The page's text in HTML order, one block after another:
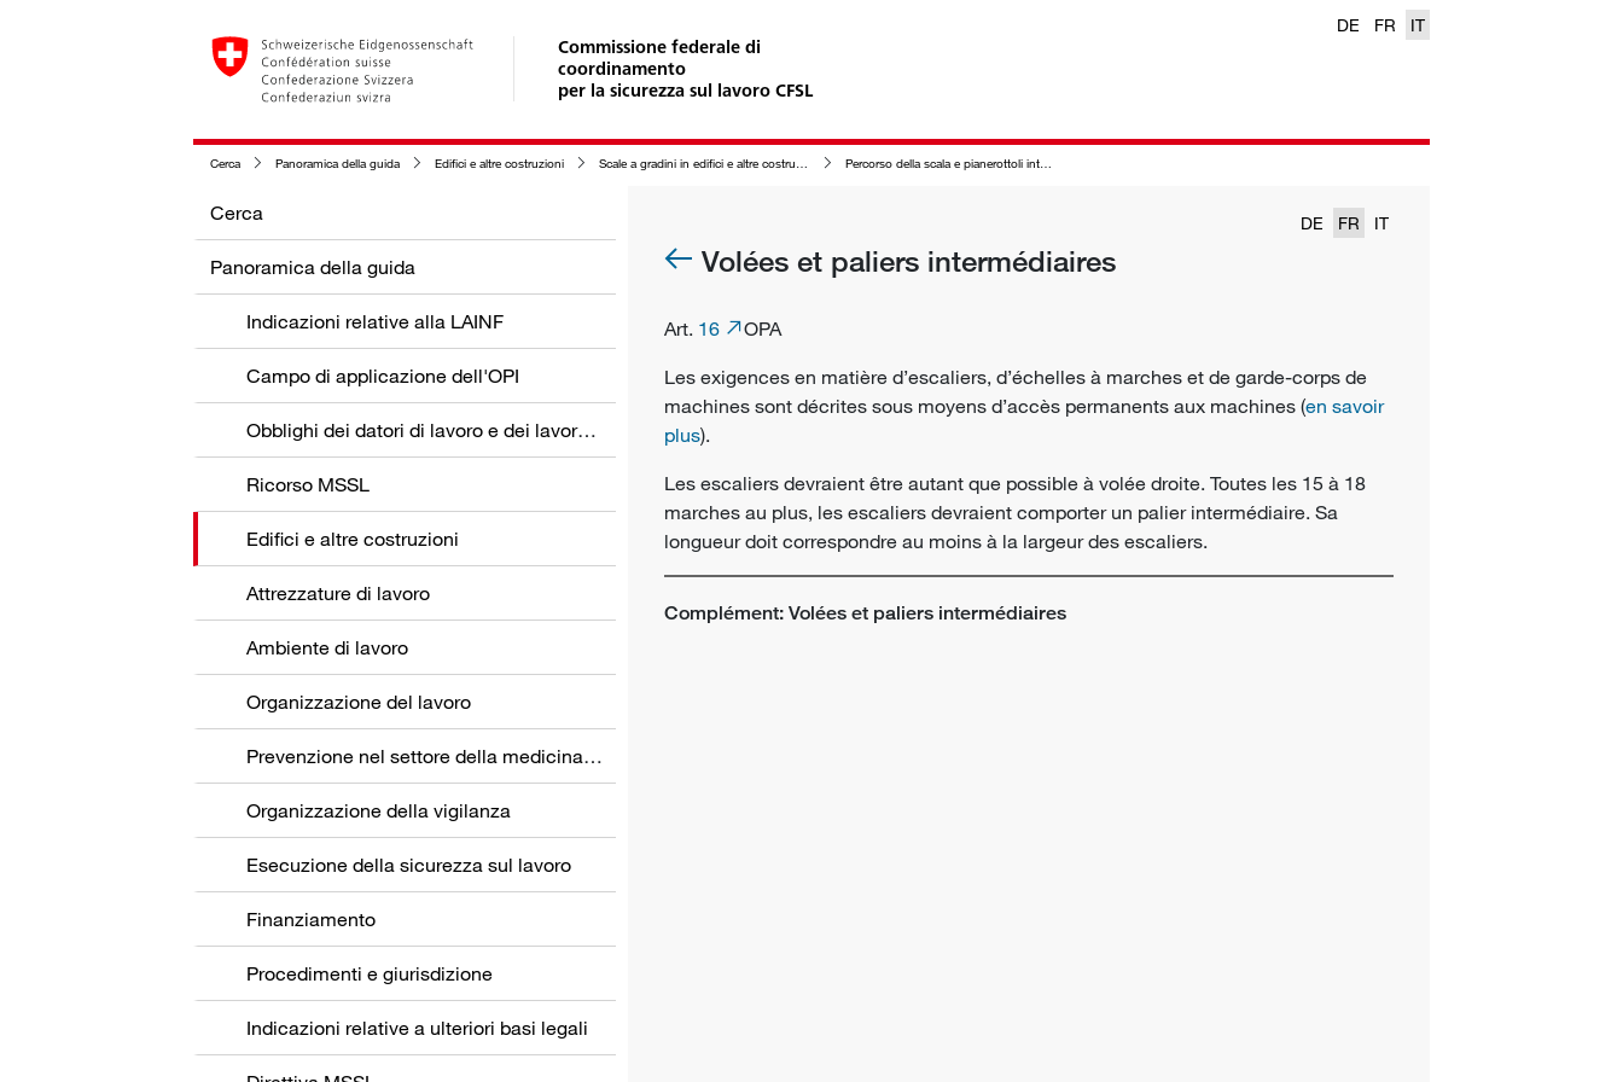
Commissione federale di
coordinamento
per la sicurezza sul lavoro CFSL
DE FR IT
Cerca Panoramica della guida Edifici e altre costruzioni Scale a gradini in edifici e altre costruzioni nonché nelle loro zone circostanti Percorso della scala e pianerottoli intermedi
Cerca
Panoramica della guida
Indicazioni relative alla LAINF
Campo di applicazione dell'OPI
Obblighi dei datori di lavoro e dei lavoratori
Ricorso MSSL
Edifici e altre costruzioni
Attrezzature di lavoro
Ambiente di lavoro
Organizzazione del lavoro
Prevenzione nel settore della medicina del lavoro
Organizzazione della vigilanza
Esecuzione della sicurezza sul lavoro
Finanziamento
Procedimenti e giurisdizione
Indicazioni relative a ulteriori basi legali
DE FR IT
Volées et paliers intermédiaires
Art. 16
OPA
Les exigences en matière d’escaliers, d’échelles à marches et de garde-corps de
machines sont décrites sous moyens d’accès permanents aux machines (en savoir
plus).
Les escaliers devraient être autant que possible à volée droite. Toutes les 15 à 18
marches au plus, les escaliers devraient comporter un palier intermédiaire. Sa
longueur doit correspondre au moins à la largeur des escaliers.
Complément: Volées et paliers intermédiaires